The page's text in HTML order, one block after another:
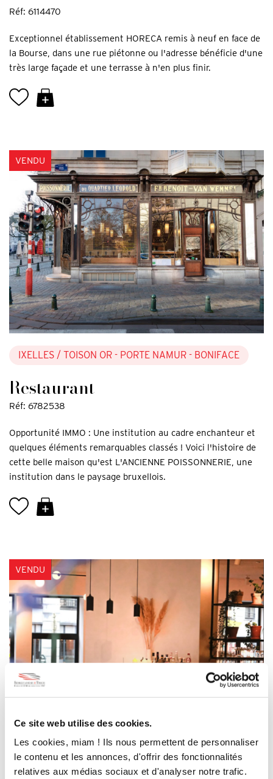
Ce site web utilise des cookies.
Les cookies, miam ! Ils nous permettent de personnaliser
le contenu et les annonces, d'offrir des fonctionnalités
relatives aux médias sociaux et d'analyser notre trafic.
Réf: 6114470
Exceptionnel établissement HORECA remis à neuf en face de
la Bourse, dans une rue piétonne ou l'adresse bénéficie d'une
très large façade et une terrasse à n'en plus finir.
VENDU
IXELLES / TOISON OR - PORTE NAMUR - BONIFACE
Restaurant
Réf: 6782538
Opportunité IMMO : Une institution au cadre enchanteur et
quelques éléments remarquables classés ! Voici l'histoire de
cette belle maison qu'est L'ANCIENNE POISSONNERIE, une
institution dans le paysage bruxellois.
VENDU
SAINT-GILLES/ LOUISE